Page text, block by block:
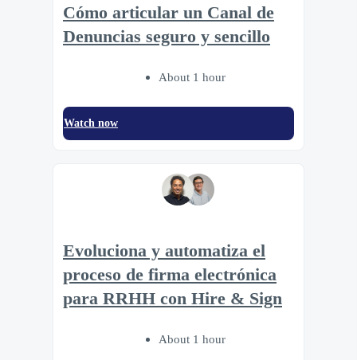
Cómo articular un Canal de
Denuncias seguro y sencillo
About 1 hour
Watch now
Evoluciona y automatiza el
proceso de firma electrónica
para RRHH con Hire & Sign
About 1 hour